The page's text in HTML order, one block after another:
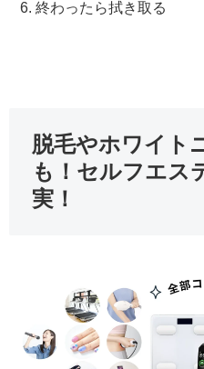
終わったら拭き取る
脱毛やホワイト
も！セルフエス
実！